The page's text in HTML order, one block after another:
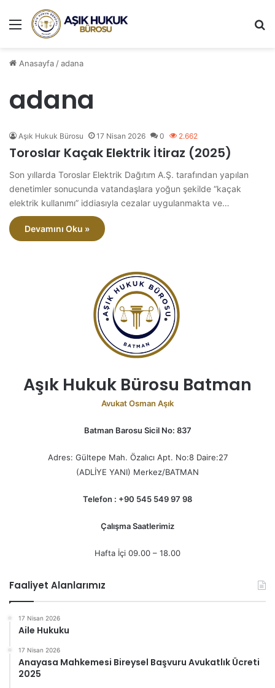
Menü
Anasayfa/adana
adana
Aşık Hukuk Bürosu 17 Nisan 2026 0 2.662
Toroslar Kaçak Elektrik İtiraz (2025)
Son yıllarda Toroslar Elektrik Dağıtım A.Ş. tarafından yapılan
denetimler sonucunda vatandaşlara yoğun şekilde “kaçak
elektrik kullanımı” iddiasıyla cezalar uygulanmakta ve…
Devamını Oku »
Aşık Hukuk Bürosu Batman
Avukat Osman Aşık
Batman Barosu Sicil No: 837
Adres: Gültepe Mah. Özalıcı Apt. No:8 Daire:27
(ADLİYE YANI) Merkez/BATMAN
Telefon : +90 545 549 97 98
Çalışma Saatlerimiz
Hafta İçi 09.00 – 18.00
Faaliyet Alanlarımız
17 Nisan 2026
Aile Hukuku
17 Nisan 2026
Anayasa Mahkemesi Bireysel Başvuru Avukatlık Ücreti
2025